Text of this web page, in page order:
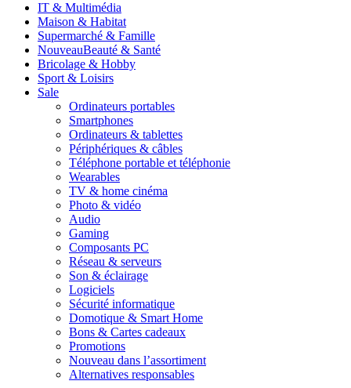
IT & Multimédia
Maison & Habitat
Supermarché & Famille
NouveauBeauté & Santé
Bricolage & Hobby
Sport & Loisirs
Sale
Ordinateurs portables
Smartphones
Ordinateurs & tablettes
Périphériques & câbles
Téléphone portable et téléphonie
Wearables
TV & home cinéma
Photo & vidéo
Audio
Gaming
Composants PC
Réseau & serveurs
Son & éclairage
Logiciels
Sécurité informatique
Domotique & Smart Home
Bons & Cartes cadeaux
Promotions
Nouveau dans l’assortiment
Alternatives responsables